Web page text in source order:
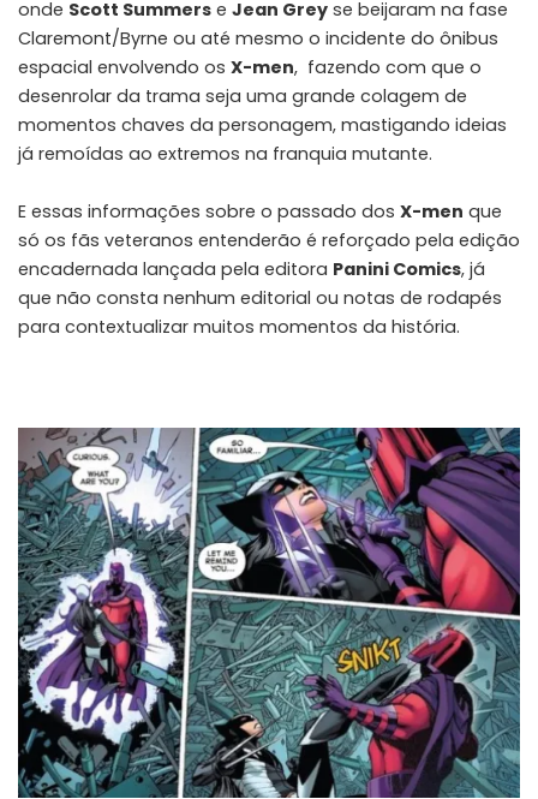
onde Scott Summers e Jean Grey se beijaram na fase
Claremont/Byrne ou até mesmo o incidente do ônibus
espacial envolvendo os X-men, fazendo com que o
desenrolar da trama seja uma grande colagem de
momentos chaves da personagem, mastigando ideias
já remoídas ao extremos na franquia mutante.
E essas informações sobre o passado dos X-men que
só os fãs veteranos entenderão é reforçado pela edição
encadernada lançada pela editora Panini Comics, já
que não consta nenhum editorial ou notas de rodapés
para contextualizar muitos momentos da história.